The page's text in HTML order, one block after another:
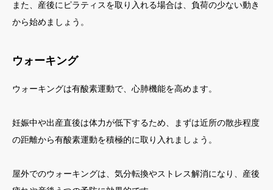
また、産後にピラティスを取り入れる場合は、負荷の少ない動き
から始めましょう。
ウォーキング
ウォーキングは有酸素運動で、心肺機能を高めます。
妊娠中や出産直後は体力が低下するため、まずは近所の散歩程度
の距離から有酸素運動を積極的に取り入れましょう。
屋外でのウォーキングは、気分転換やストレス解消になり、産後